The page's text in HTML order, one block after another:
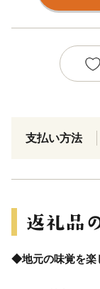
支払い方法
◆地元の味覚を楽